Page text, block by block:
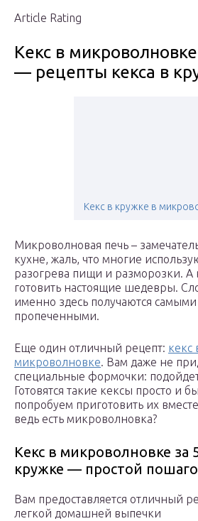
Article Rating
Кекс в
— рецепты кекса в
Кекс в кружке в
Микроволновая печь –
кухне, жаль, что многие
разогрева пищи и разморозки. А
готовить настоящие шедевры.
именно здесь получаются
пропеченными.
Еще один отличный рецепт: кекс
микроволновке. Вам даже не
специальные формочки:
Готовятся такие кексы просто и
попробуем приготовить их
ведь есть микроволновка?
Кекс в микроволновке за
кружке — простой
Вам предоставляется отличный
легкой домашней выпечки